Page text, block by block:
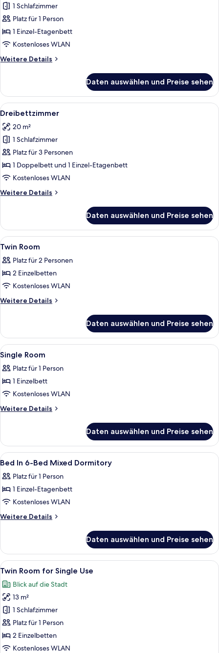
Gemeinsamer
Schlafsaal
(1
bed
a
for
6)
anzeigen
1 Schlafzimmer
Platz für 1 Person
1 Einzel-Etagenbett
Kostenloses WLAN
Weitere Details
Weitere
Schlafsaal
(1
bed
a
shared
dorm
for
6)
Daten auswählen und Preise sehen
Alle
Fotos
für
Dreibettzimmer
anzeigen
Ein modernes Hotelzimmer mit
9
Dreibettzimmer
20 m²
1 Schlafzimmer
Platz für 3 Personen
1 Doppelbett und 1 Einzel-Etagenbett
Kostenloses WLAN
Weitere Details
Weitere
Daten auswählen und Preise sehen
Alle
Fotos
für
Twin
Room
anzeigen
5
Twin Room
Platz für 2 Personen
2 Einzelbetten
Kostenloses WLAN
Weitere Details
Weitere
Room
Daten auswählen und Preise sehen
Alle
Fotos
für
Single
Room
anzeigen
6
Single Room
Platz für 1 Person
1 Einzelbett
Kostenloses WLAN
Weitere Details
Weitere
Room
Daten auswählen und Preise sehen
Alle
Fotos
für
Bed
In
6-
Dormitory
anzeigen
7
Bed In 6-Bed Mixed Dormitory
Platz für 1 Person
1 Einzel-Etagenbett
Kostenloses WLAN
Weitere Details
Weitere
In
6-
Bed
Dormitory
Daten auswählen und Preise sehen
Alle
Fotos
für
Twin
Room
for
Single
Use
Twin Room for Single Use |
1
Twin Room for Single Use
Blick auf die Stadt
13 m²
1 Schlafzimmer
Platz für 1 Person
2 Einzelbetten
Kostenloses WLAN